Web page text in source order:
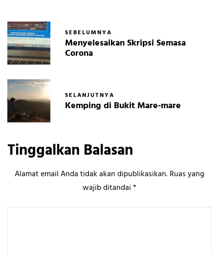
SEBELUMNYA
Menyelesaikan Skripsi Semasa
Corona
SELANJUTNYA
Kemping di Bukit Mare-mare
Tinggalkan Balasan
Alamat email Anda tidak akan dipublikasikan.Ruas yang
wajib ditandai*